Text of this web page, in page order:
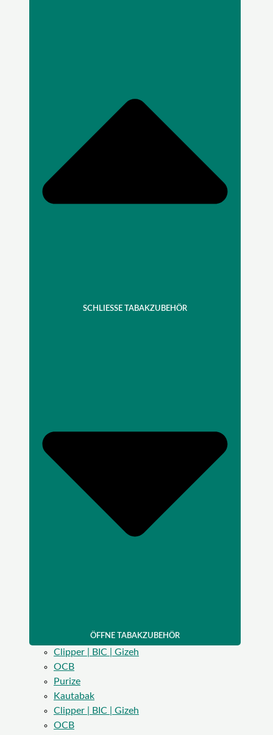
SCHLIESSE TABAKZUBEHÖR
ÖFFNE TABAKZUBEHÖR
Clipper | BIC | Gizeh
OCB
Purize
Kautabak
Clipper | BIC | Gizeh
OCB